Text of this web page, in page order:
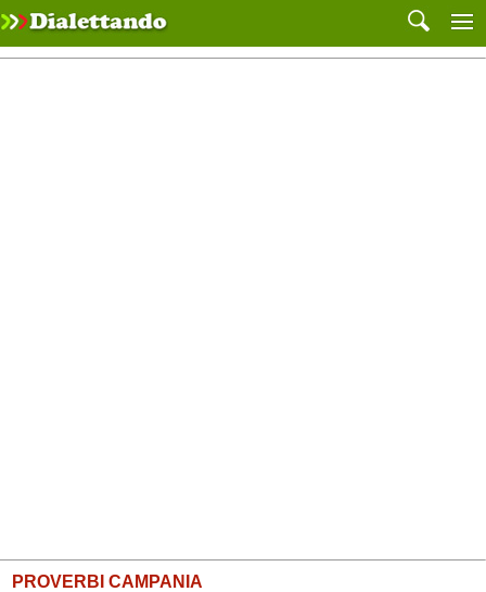
PROVERBI CAMPANIA